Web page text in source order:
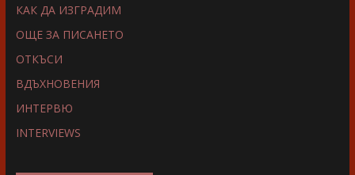
КАК ДА ИЗГРАДИМ
ОЩЕ ЗА ПИСАНЕТО
ОТКЪСИ
ВДЪХНОВЕНИЯ
ИНТЕРВЮ
INTERVIEWS